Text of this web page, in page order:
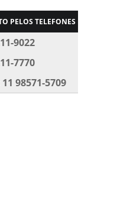
DIAMANTAR RODAS
PELOS TELEFONES
9022
7770
98571-5709